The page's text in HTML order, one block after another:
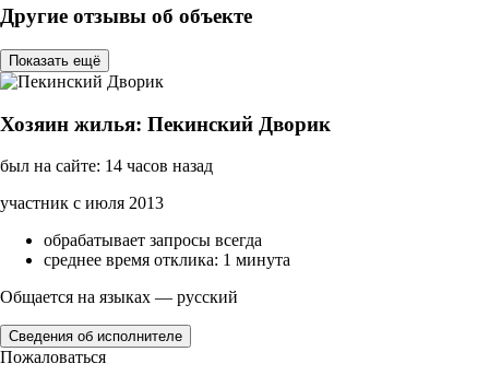
Другие отзывы об объекте
Показать ещё
Хозяин жилья: Пекинский Дворик
был на сайте: 14 часов назад
участник с июля 2013
обрабатывает запросы всегда
среднее время отклика: 1 минута
Общается на языках — русский
Сведения об исполнителе
Пожаловаться